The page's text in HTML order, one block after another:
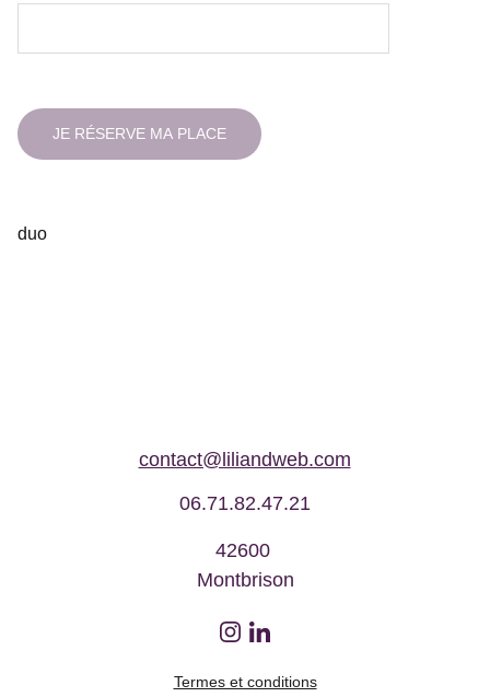
JE RÉSERVE MA PLACE
duo
Termes et conditions
contact@liliandweb.com
06.71.82.47.21
42600
Montbrison